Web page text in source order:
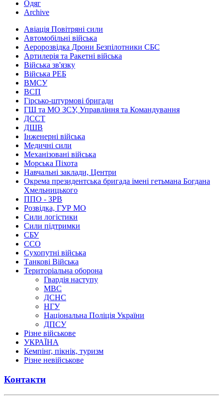
Одяг
Archive
Авіація Повітряні сили
Автомобільні війська
Аеророзвідка Дрони Безпілотники СБС
Артилерія та Ракетні війська
Війська зв'язку
Війська РЕБ
ВМСУ
ВСП
Гірсько-штурмові бригади
ГШ та МО ЗСУ, Управління та Командування
ДССТ
ДШВ
Інженерні війська
Медичні сили
Механізовані війська
Морська Піхота
Навчальні заклади, Центри
Окрема президентська бригада імені гетьмана Богдана
Хмельницького
ППО - ЗРВ
Розвідка, ГУР МО
Сили логістики
Сили підтримки
СБУ
ССО
Сухопутні війська
Танкові Війська
Територіальна оборона
Гвардія наступу
МВС
ДСНС
НГУ
Національна Поліція України
ДПСУ
Різне військове
УКРАЇНА
Кемпінг, пікнік, туризм
Різне невійськове
Контакти